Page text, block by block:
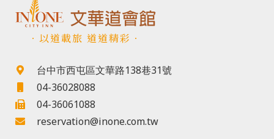
．以道載旅 道道精彩．
台中市西屯區文華路138巷31號
04-36028088
04-36061088
reservation@inone.com.tw